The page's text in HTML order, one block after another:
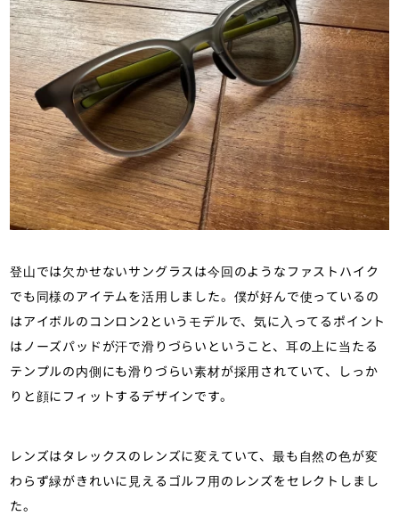
登山では欠かせないサングラスは今回のようなファストハイク
でも同様のアイテムを活用しました。僕が好んで使っているの
はアイボルのコンロン2というモデルで、気に入ってるポイント
はノーズパッドが汗で滑りづらいということ、耳の上に当たる
テンプルの内側にも滑りづらい素材が採用されていて、しっか
りと顔にフィットするデザインです。
レンズはタレックスのレンズに変えていて、最も自然の色が変
わらず緑がきれいに見えるゴルフ用のレンズをセレクトしまし
た。